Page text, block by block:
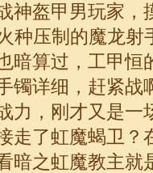
神盔甲男玩家，
种压制的魔龙射
暗算过，工甲恒
镯详细，赶紧战
力，刚才又是一
走了虹魔蝎卫？
暗之虹魔教主就